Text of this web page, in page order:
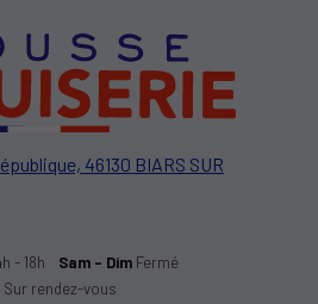
46130 BIARS SUR
- 18h Sam - Dim Fermé
Sur rendez-vous